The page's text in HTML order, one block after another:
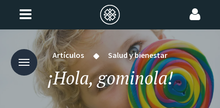
Artículos Salud y bienestar
¡Hola, gominola!